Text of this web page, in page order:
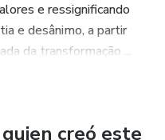
e ressignificando
e desânimo, a partir
da transformação ...
creó este